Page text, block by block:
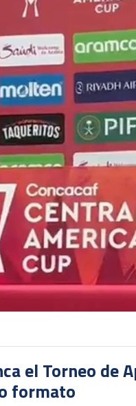
el Torneo de
formato